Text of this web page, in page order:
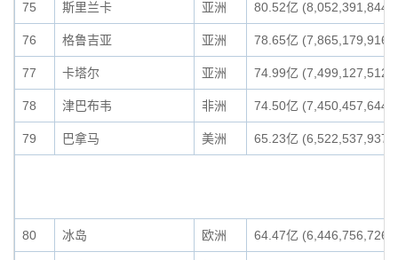
75 斯里兰卡 亚洲 80.52亿 (8,052,391,844)
76 格鲁吉亚 亚洲 78.65亿 (7,865,179,916)
77 卡塔尔 亚洲 74.99亿 (7,499,127,512)
78 津巴布韦 非洲 74.50亿 (7,450,457,644)
79 巴拿马 美洲 65.23亿 (6,522,537,937)
80 冰岛 欧洲 64.47亿 (6,446,756,726)